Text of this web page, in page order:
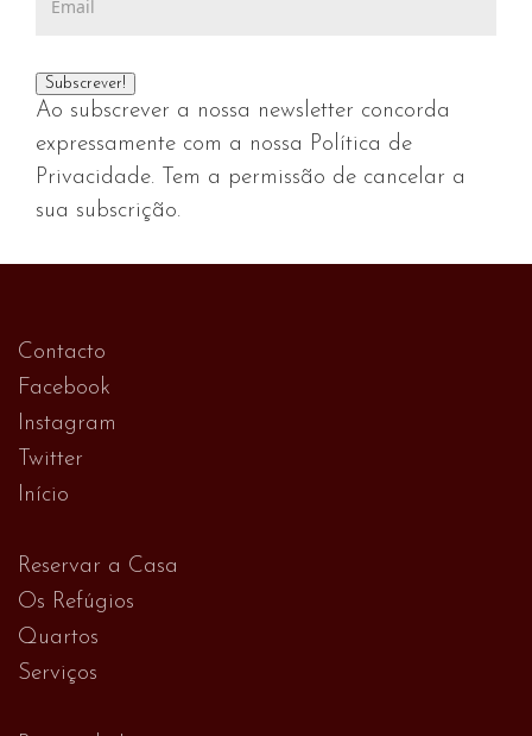
Ao subscrever a nossa newsletter concorda
expressamente com a nossa Política de
Privacidade. Tem a permissão de cancelar a
sua subscrição.
Contacto
Facebook
Instagram
Twitter
Início
Reservar a Casa
Os Refúgios
Quartos
Serviços